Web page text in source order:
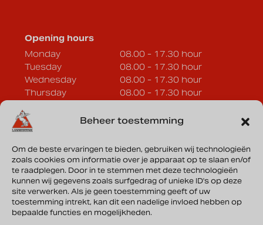
Beheer toestemming
Om de beste ervaringen te bieden, gebruiken wij technologieën
zoals cookies om informatie over je apparaat op te slaan en/of
te raadplegen. Door in te stemmen met deze technologieën
kunnen wij gegevens zoals surfgedrag of unieke ID's op deze
site verwerken. Als je geen toestemming geeft of uw
toestemming intrekt, kan dit een nadelige invloed hebben op
bepaalde functies en mogelijkheden.
Opening hours
Monday
08.00 - 17.30 hour
Tuesday
08.00 - 17.30 hour
Wednesday
08.00 - 17.30 hour
Thursday
08.00 - 17.30 hour
Saturday
08.00 - 17.30 hour
Sunday
Lammertink Sportcars B.V.
Vonderweg 33a
7468 DC Enter
Directions